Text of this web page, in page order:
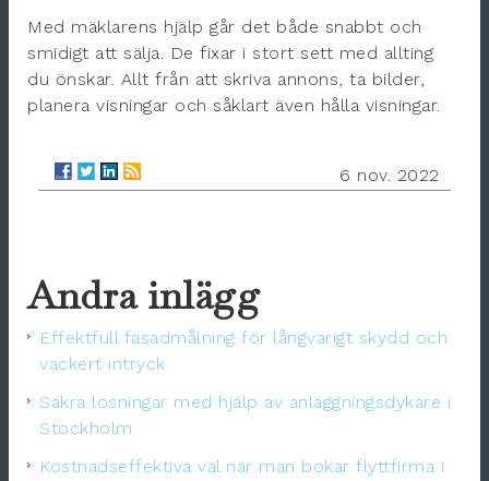
Med mäklarens hjälp går det både snabbt och
smidigt att sälja. De fixar i stort sett med allting
du önskar. Allt från att skriva annons, ta bilder,
planera visningar och såklart även hålla visningar.
6 nov. 2022
Andra inlägg
Effektfull fasadmålning för långvarigt skydd och
vackert intryck
Säkra lösningar med hjälp av anläggningsdykare i
Stockholm
Kostnadseffektiva val när man bokar flyttfirma i